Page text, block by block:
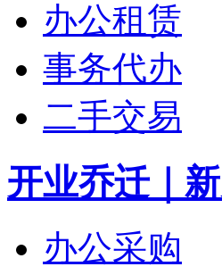
办公租赁
事务代办
二手交易
开业乔迁｜
办公采购